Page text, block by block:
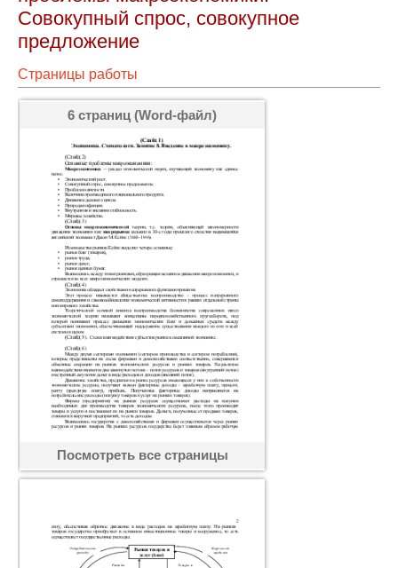
Совокупный спрос, совокупное
предложение
Страницы работы
6 страниц (Word-файл)
Посмотреть все страницы